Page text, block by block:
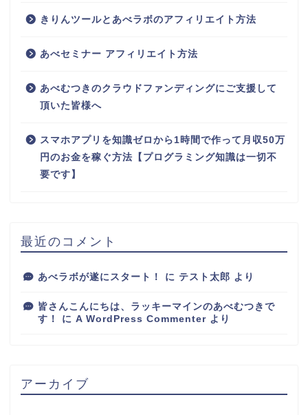
きりんツールとあべラボのアフィリエイト方法
あべセミナー アフィリエイト方法
あべむつきのクラウドファンディングにご支援して
頂いた皆様へ
スマホアプリを知識ゼロから1時間で作って月収50万
円のお金を稼ぐ方法【プログラミング知識は一切不
要です】
最近のコメント
あべラボが遂にスタート！ に テスト太郎 より
皆さんこんにちは、ラッキーマインのあべむつきで
す！
に A WordPress Commenter より
アーカイブ